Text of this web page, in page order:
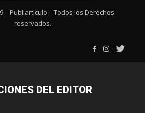
– Publiarticulo – Todos los Derechos
reservados.
DEL EDITOR